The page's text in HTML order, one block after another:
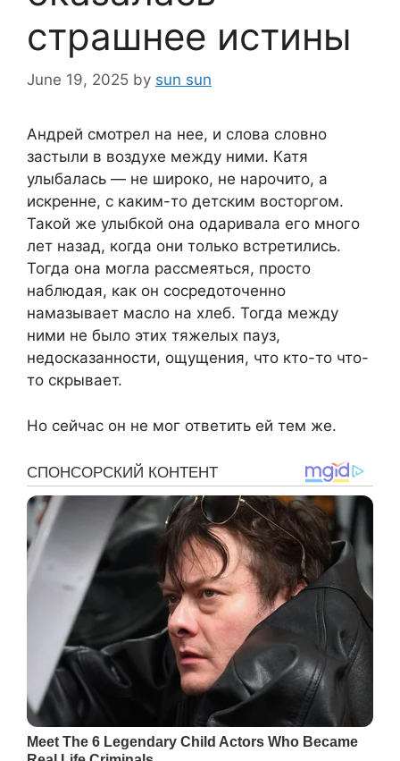
страшнее истины
June 19, 2025 by sun sun
Андрей смотрел на нее, и слова словно
застыли в воздухе между ними. Катя
улыбалась — не широко, не нарочито, а
искренне, с каким-то детским восторгом.
Такой же улыбкой она одаривала его много
лет назад, когда они только встретились.
Тогда она могла рассмеяться, просто
наблюдая, как он сосредоточенно
намазывает масло на хлеб. Тогда между
ними не было этих тяжелых пауз,
недосказанности, ощущения, что кто-то что-
то скрывает.
Но сейчас он не мог ответить ей тем же.